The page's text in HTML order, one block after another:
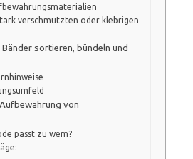
verschmutzten oder klebrigen
sortieren, bündeln und
von
passt zu wem?